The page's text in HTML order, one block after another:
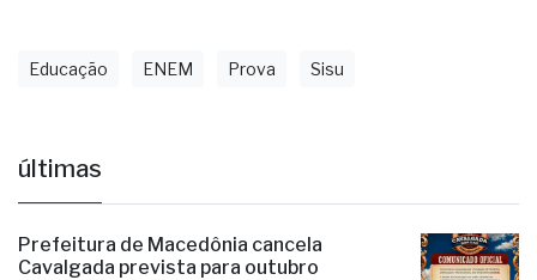
Educação ENEM Prova Sisu
últimas
Prefeitura de Macedônia cancela
Cavalgada prevista para outubro